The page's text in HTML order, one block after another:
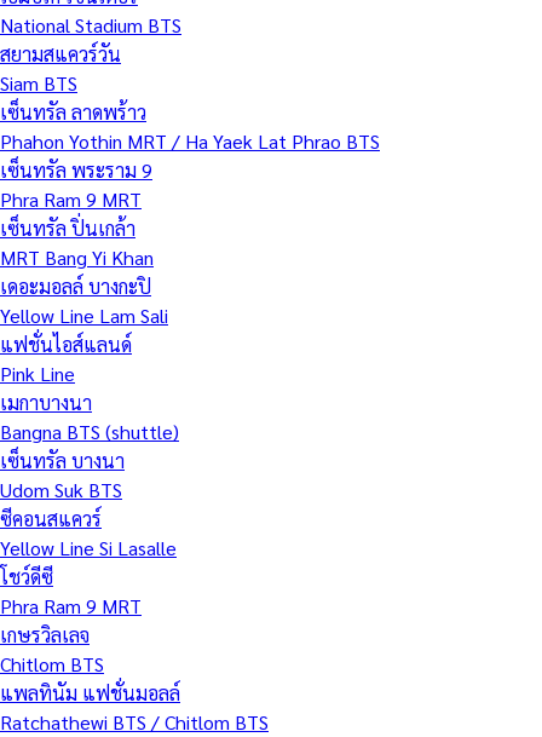
National Stadium BTS
สยามสแควร์วัน
Siam BTS
เซ็นทรัล ลาดพร้าว
Phahon Yothin MRT / Ha Yaek Lat Phrao BTS
เซ็นทรัล พระราม 9
Phra Ram 9 MRT
เซ็นทรัล ปิ่นเกล้า
MRT Bang Yi Khan
เดอะมอลล์ บางกะปิ
Yellow Line Lam Sali
แฟชั่นไอส์แลนด์
Pink Line
เมกาบางนา
Bangna BTS (shuttle)
เซ็นทรัล บางนา
Udom Suk BTS
ซีคอนสแควร์
Yellow Line Si Lasalle
โชว์ดีซี
Phra Ram 9 MRT
เกษรวิลเลจ
Chitlom BTS
แพลทินัม แฟชั่นมอลล์
Ratchathewi BTS / Chitlom BTS